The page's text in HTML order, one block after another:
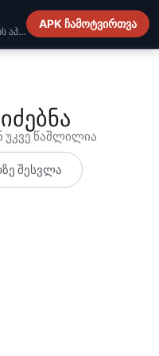
უკვე წაშლილია
შესვლა
ჩამოტვირთეთ INFOBATUMI-ის აპლიკაცია
APK ჩამოტვირთვა